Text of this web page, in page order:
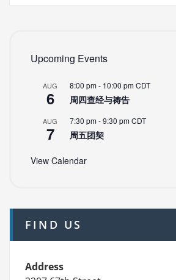
Upcoming Events
AUG
6
8:00 pm- 10:00 pmCDT
周四查经与祷告
AUG
7
7:30 pm-9:30 pmCDT
周五团契
View Calendar
FIND US
Address